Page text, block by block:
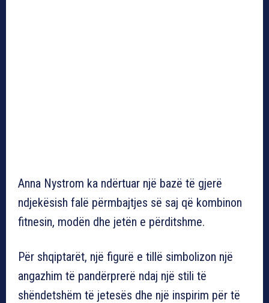
Anna Nystrom ka ndërtuar një bazë të gjerë
ndjekësish falë përmbajtjes së saj që kombinon
fitnesin, modën dhe jetën e përditshme.
Për shqiptarët, një figurë e tillë simbolizon një
angazhim të pandërprerë ndaj një stili të
shëndetshëm të jetesës dhe një inspirim për të